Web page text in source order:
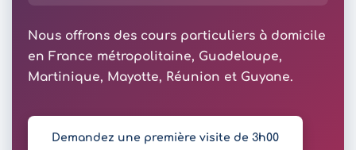
Nous offrons des cours particuliers à domicile
en France métropolitaine, Guadeloupe,
Martinique, Mayotte, Réunion et Guyane.
Demandez une première visite de 3h00